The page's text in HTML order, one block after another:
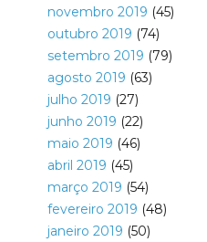
novembro 2019 (45)
outubro 2019 (74)
setembro 2019 (79)
agosto 2019 (63)
julho 2019 (27)
junho 2019 (22)
maio 2019 (46)
abril 2019 (45)
março 2019 (54)
fevereiro 2019 (48)
janeiro 2019 (50)